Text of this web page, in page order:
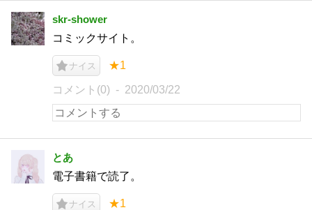
skr-shower
コミックサイト。
ナイス ★1
コメント(0) 2020/03/22
とあ
電子書籍で読了。
ナイス ★1